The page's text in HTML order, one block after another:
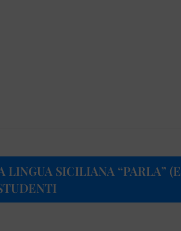
LINGUA SICILIANA “PARLA” (E